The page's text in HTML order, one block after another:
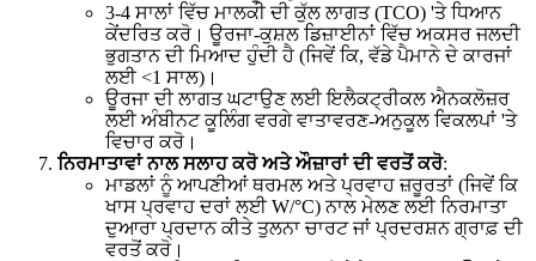
3-4 ਸਾਲਾਂ ਵਿੱਚ ਮਾਲਕੀ ਦੀ ਕੁੱਲ ਲਾਗਤ (TCO) 'ਤੇ ਧਿਆਨ
ਕੇਂਦਰਿਤ ਕਰੋ। ਊਰਜਾ-ਕੁਸ਼ਲ ਡਿਜ਼ਾਈਨਾਂ ਵਿੱਚ ਅਕਸਰ ਜਲਦੀ
ਭੁਗਤਾਨ ਦੀ ਮਿਆਦ ਹੁੰਦੀ ਹੈ (ਜਿਵੇਂ ਕਿ, ਵੱਡੇ ਪੈਮਾਨੇ ਦੇ ਕਾਰਜਾਂ
ਲਈ <1 ਸਾਲ)।
ਊਰਜਾ ਦੀ ਲਾਗਤ ਘਟਾਉਣ ਲਈ ਇਲੈਕਟ੍ਰੀਕਲ ਐਨਕਲੋਜ਼ਰ
ਲਈ ਅੰਬੀਨਟ ਕੂਲਿੰਗ ਵਰਗੇ ਵਾਤਾਵਰਣ-ਅਨੁਕੂਲ ਵਿਕਲਪਾਂ 'ਤੇ
ਵਿਚਾਰ ਕਰੋ।
ਨਿਰਮਾਤਾਵਾਂ ਨਾਲ ਸਲਾਹ ਕਰੋ ਅਤੇ ਔਜ਼ਾਰਾਂ ਦੀ ਵਰਤੋਂ ਕਰੋ:
ਮਾਡਲਾਂ ਨੂੰ ਆਪਣੀਆਂ ਥਰਮਲ ਅਤੇ ਪ੍ਰਵਾਹ ਜ਼ਰੂਰਤਾਂ (ਜਿਵੇਂ ਕਿ
ਖਾਸ ਪ੍ਰਵਾਹ ਦਰਾਂ ਲਈ W/°C) ਨਾਲ ਮੇਲਣ ਲਈ ਨਿਰਮਾਤਾ
ਦੁਆਰਾ ਪ੍ਰਦਾਨ ਕੀਤੇ ਤੁਲਨਾ ਚਾਰਟ ਜਾਂ ਪ੍ਰਦਰਸ਼ਨ ਗ੍ਰਾਫ਼ ਦੀ
ਵਰਤੋਂ ਕਰੋ।